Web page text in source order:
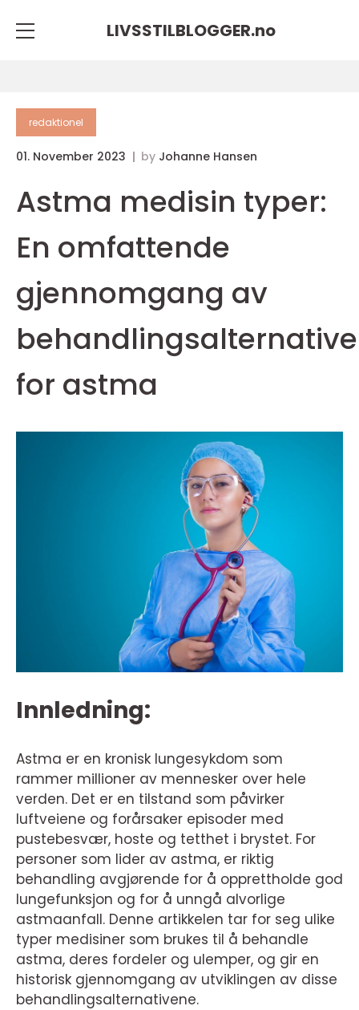
LIVSSTILBLOGGER.no
redaktionel
01. November 2023 by Johanne Hansen
Astma medisin typer:
En omfattende
gjennomgang av
for astma
Innledning:
Astma er en kronisk lungesykdom som
rammer millioner av mennesker over hele
verden. Det er en tilstand som påvirker
luftveiene og forårsaker episoder med
pustebesvær, hoste og tetthet i brystet. For
personer som lider av astma, er riktig
behandling avgjørende for å opprettholde god
lungefunksjon og for å unngå alvorlige
astmaanfall. Denne artikkelen tar for seg ulike
typer medisiner som brukes til å behandle
astma, deres fordeler og ulemper, og gir en
historisk gjennomgang av utviklingen av disse
behandlingsalternativene.